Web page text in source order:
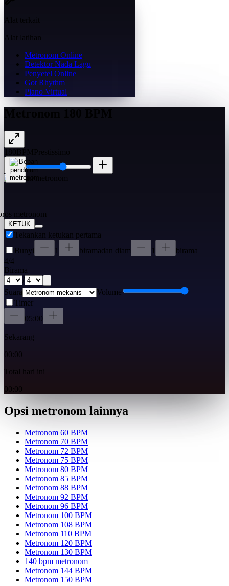
Alat terkait
Alat latihan
Metronom Online
Detektor Nada Lagu
Penyetel Online
Got Rhythm
Piano Virtual
KETUK
Tekankan ketukan pertama
Bunyi
1 biramadan diam 1
birama
4/4
Birama
/
Suara
Volume
Timer
05:00
Sekarang
00:00
Total hari ini
00:00
Opsi metronom lainnya
Metronom 60 BPM
Metronom 70 BPM
Metronom 72 BPM
Metronom 75 BPM
Metronom 80 BPM
Metronom 85 BPM
Metronom 88 BPM
Metronom 92 BPM
Metronom 96 BPM
Metronom 100 BPM
Metronom 108 BPM
Metronom 110 BPM
Metronom 120 BPM
Metronom 130 BPM
140 bpm metronom
Metronom 144 BPM
Metronom 150 BPM